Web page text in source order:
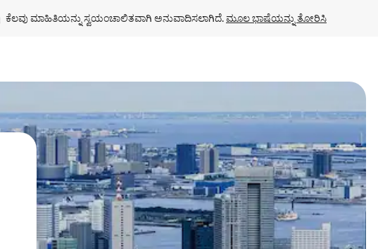
ಕೆಲವು ಮಾಹಿತಿಯನ್ನು ಸ್ವಯಂಚಾಲಿತವಾಗಿ ಅನುವಾದಿಸಲಾಗಿದೆ. ಮೂಲ ಭಾಷೆಯನ್ನು ತೋರಿಸಿ